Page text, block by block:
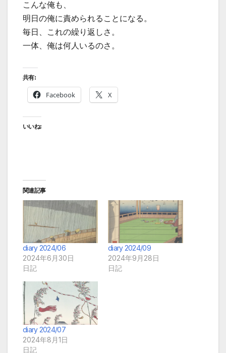
こんな俺も、
明日の俺に責められることになる。
毎日、これの繰り返しさ。
一体、俺は何人いるのさ。
共有:
Facebook X
いいね:
関連記事
diary 2024/06
2024年6月30日
日記
diary 2024/09
2024年9月28日
日記
diary 2024/07
2024年8月1日
日記